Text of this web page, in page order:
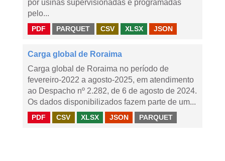
por usinas supervisionadas e programadas
pelo...
PDF PARQUET CSV XLSX JSON
Carga global de Roraima
Carga global de Roraima no período de
fevereiro-2022 a agosto-2025, em atendimento
ao Despacho nº 2.282, de 6 de agosto de 2024.
Os dados disponibilizados fazem parte de um...
PDF CSV XLSX JSON PARQUET